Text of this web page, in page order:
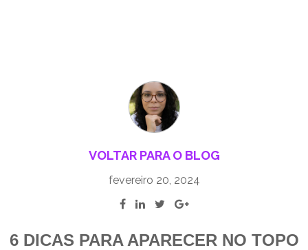
VOLTAR PARA O BLOG
fevereiro 20, 2024
6 DICAS PARA APARECER NO TOPO